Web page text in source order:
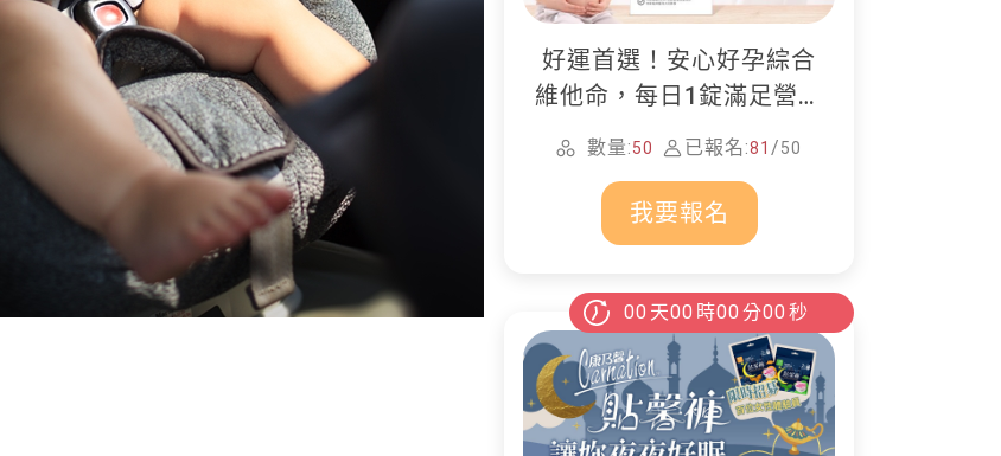
好運首選！安心好孕綜合
維他命，每日1錠滿足營養
所需
數量:50 已報名:81 /50
我要報名
00 天00 時00 分00 秒